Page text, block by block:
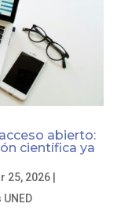
abierto:
científica ya
25, 2026|